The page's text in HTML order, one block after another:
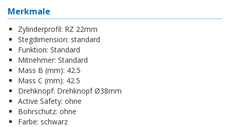
Merkmale
Zylinderprofil: RZ 22mm
Stegdimension: standard
Funktion: Standard
Mitnehmer: Standard
Mass B (mm): 42.5
Mass C (mm): 42.5
Drehknopf: Drehknopf Ø38mm
Active Safety: ohne
Bohrschutz: ohne
Farbe: schwarz